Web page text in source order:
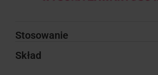
Stosowanie
Skład